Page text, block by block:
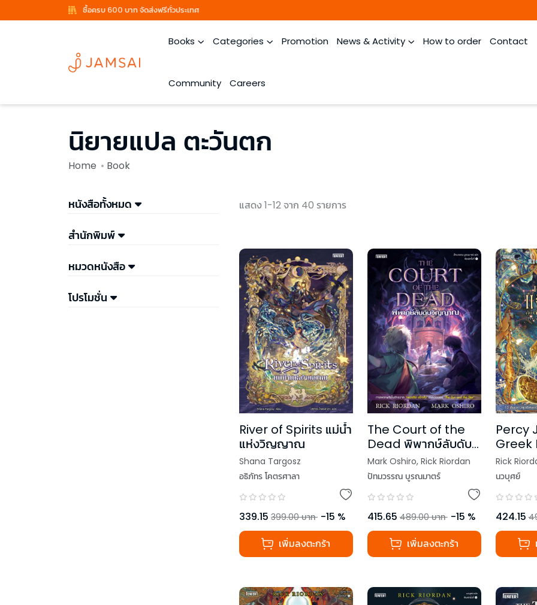
ซื้อครบ 600 บาท จัดส่งฟรีทั่วประเทศ
Books Categories Promotion News & Activity How to order Contact
Community Careers
นิยายแปล ตะวันตก
Home Book
หนังสือทั้งหมด
สำนักพิมพ์
หมวดหนังสือ
โปรโมชั่น
แสดง 1-12 จาก 40 รายการ
River of Spirits แม่น้ำ
แห่งวิญญาณ
Shana Targosz
อธิภัทร โคตรศาลา
339.15 399.00 บาท -15 %
เพิ่มลงตะกร้า
The Court of the
Dead พิพากษ์ลับดับ
วิญญาณ
Mark Oshiro, Rick Riordan
ปัทมวรรณ บูรณมาตร์
415.65 489.00 บาท -15 %
เพิ่มลงตะกร้า
Percy
Greek
ซีย์ แจ็ก
ยอดวีร
Rick
นวบุศย์
424.15